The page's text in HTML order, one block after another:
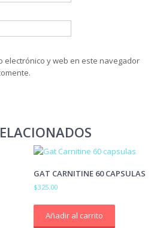
electrónico y web en este navegador
GAT CARNITINE 60 CAPSULAS
$325.00
Añadir al carrito